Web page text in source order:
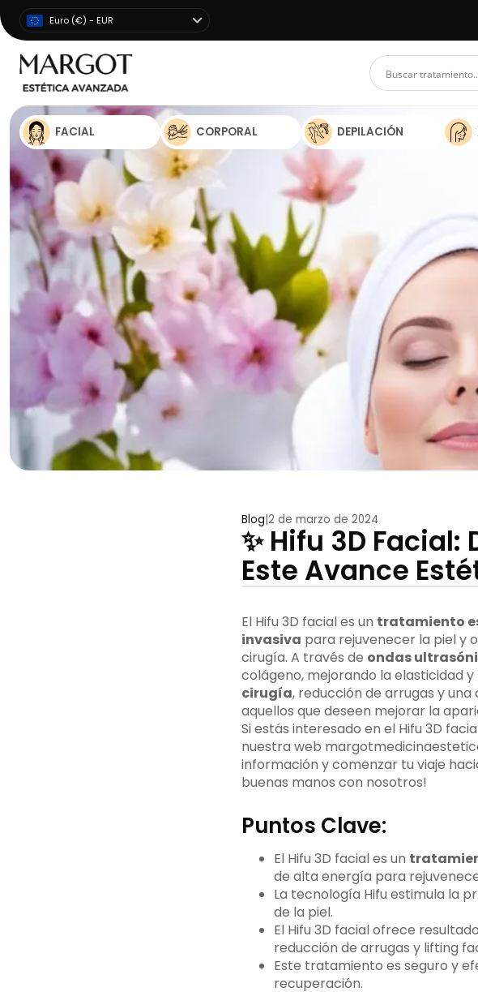
Euro (€) - EUR
FACIAL CORPORAL DEPILACIÓN
Blog 2 de marzo de 2024
✨ Hifu 3D
Este Avance
El Hifu 3D facial es un tratamiento
invasiva para rejuvenecer la piel y
cirugía. A través de ondas
colágeno, mejorando la elasticidad
cirugía, reducción de arrugas y
aquellos que deseen mejorar la
Si estás interesado en el Hifu 3D
nuestra web
información y comenzar tu viaje
buenas manos con nosotros!
Puntos Clave:
El Hifu 3D facial es un
de alta energía para
La tecnología Hifu estimula la
de la piel.
El Hifu 3D facial ofrece
reducción de arrugas y lifting
Este tratamiento es seguro y
recuperación.